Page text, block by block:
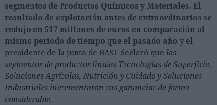
segmentos de Productos Químicos y Materiales. El
resultado de explotación antes de extraordinarios se
redujo en 517 millones de euros en comparación al
mismo periodo de tiempo que el pasado año y el
presidente de la junta de BASF declaró que los
segmentos de productos finales Tecnologías de Superficie,
Soluciones Agrícolas, Nutrición y Cuidado y Soluciones
Industriales incrementaron sus ganancias de forma
considerable.